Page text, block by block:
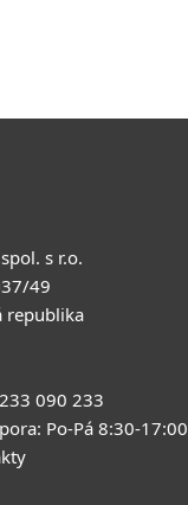
s r.o.
49
republika
090 233
Po-Pá 8:30-17:00